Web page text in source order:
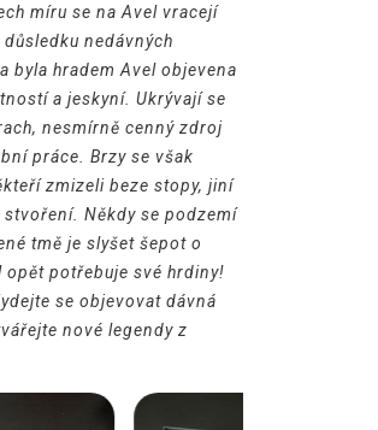
míru se na Avel vracejí
nedávných
byla hradem Avel objevena
a jeskyní. Ukrývají se
nesmírně cenný zdroj
práce. Brzy se však
zmizeli beze stopy, jiní
Někdy se podzemí
tmě je slyšet šepot o
potřebuje své hrdiny!
se objevovat dávná
nové legendy z